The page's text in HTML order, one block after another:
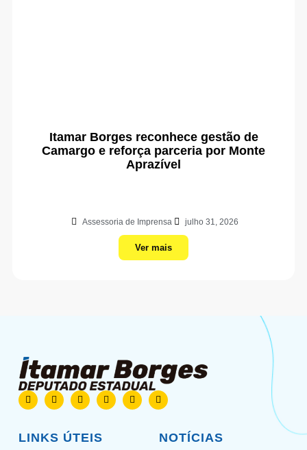
Itamar Borges reconhece gestão de
Camargo e reforça parceria por Monte
Aprazível
Assessoria de Imprensa julho 31, 2026
Ver mais
LINKS ÚTEIS NOTÍCIAS